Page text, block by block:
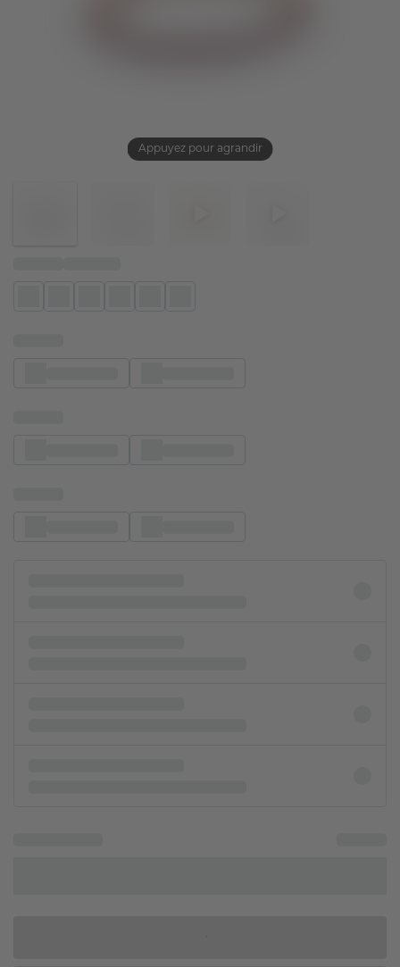
Appuyez pour agrandir